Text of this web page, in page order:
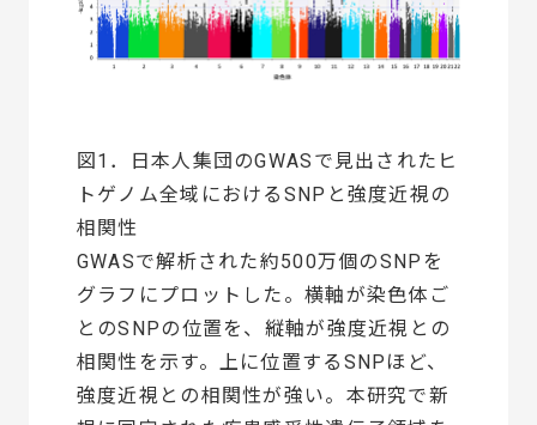
図1．日本人集団のGWASで見出されたヒ
トゲノム全域におけるSNPと強度近視の
相関性
GWASで解析された約500万個のSNPを
グラフにプロットした。横軸が染色体ご
とのSNPの位置を、縦軸が強度近視との
相関性を示す。上に位置するSNPほど、
強度近視との相関性が強い。本研究で新